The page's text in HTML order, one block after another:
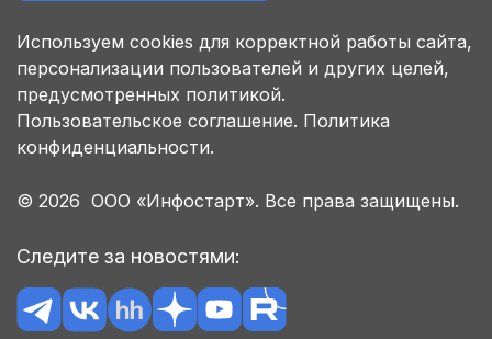
Используем cookies для корректной работы сайта,
персонализации пользователей и других целей,
предусмотренных политикой.
Пользовательское соглашение. Политика
конфиденциальности.
© 2026 ООО «Инфостарт». Все права защищены.
Следите за новостями: